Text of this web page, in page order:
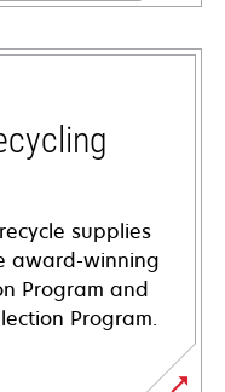
supplies
award-winning
Program and
Program.